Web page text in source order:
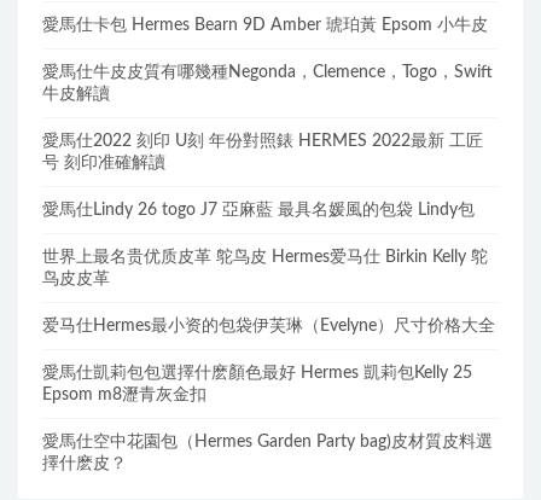
愛馬仕卡包 Hermes Bearn 9D Amber 琥珀黃 Epsom 小牛皮
愛馬仕牛皮皮質有哪幾種Negonda，Clemence，Togo，Swift
牛皮解讀
愛馬仕2022 刻印 U刻 年份對照錶 HERMES 2022最新 工匠
号 刻印准確解讀
愛馬仕Lindy 26 togo J7 亞麻藍 最具名媛風的包袋 Lindy包
世界上最名贵优质皮革 鸵鸟皮 Hermes爱马仕 Birkin Kelly 鸵
鸟皮皮革
爱马仕Hermes最小资的包袋伊芙琳（Evelyne）尺寸价格大全
愛馬仕凱莉包包選擇什麽顏色最好 Hermes 凱莉包Kelly 25
Epsom m8瀝青灰金扣
愛馬仕空中花園包（Hermes Garden Party bag)皮材質皮料選
擇什麽皮？